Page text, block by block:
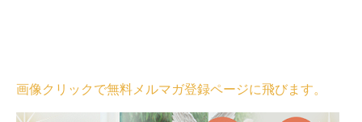
画像クリックで無料メルマガ登録ページに飛びます。